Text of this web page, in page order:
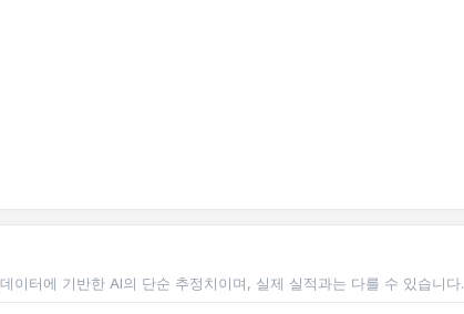
이터에 기반한 AI의 단순 추정치이며, 실제 실적과는 다를 수 있습니다.